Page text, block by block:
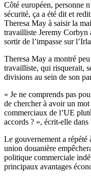
Côté européen, personne
sécurité, ça a été dit et
Theresa May à saisir la
travailliste Jeremy Corbyn
sortir de l’impasse sur
Theresa May a montré
travailliste, qui risquerait,
divisions au sein de son
« Je ne comprends pas
de chercher à avoir un
commerciaux de l’UE
accords ? », écrit-elle
Le gouvernement a répété
union douanière
politique commerciale
principaux avantages